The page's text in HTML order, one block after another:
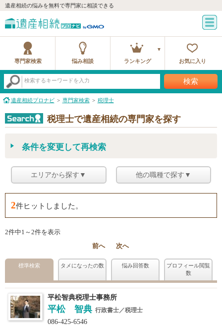
遺産相続の悩みを無料で専門家に相談できる
専門家検索 悩み相談 ランキング お気に入り
検索するキーワードを入力 検索
遺産相続プロナビ 専門家検索 税理士
税理士で遺産相続の専門家を探す
条件を変更して再検索
エリアから探す▼ 他の職種で探す▼
2件ヒットしました。
2件中1～2件を表示
前へ 次へ
標準検索 タメになったの数 悩み回答数
プロフィール閲覧
数
平松智典税理士事務所
平松 智典 行政書士／税理士
086-425-6546